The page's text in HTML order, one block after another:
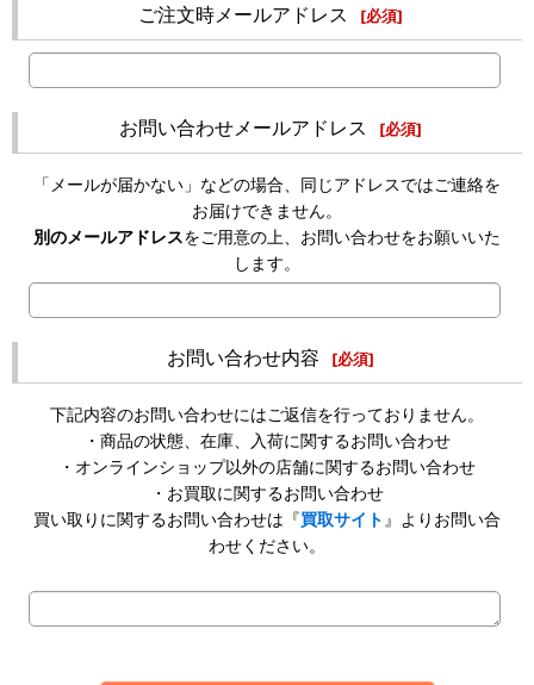
ご注文時メールアドレス [必須]
お問い合わせメールアドレス [必須]
「メールが届かない」などの場合、同じアドレスではご連絡を
お届けできません。
別のメールアドレスをご用意の上、お問い合わせをお願いいた
します。
お問い合わせ内容 [必須]
下記内容のお問い合わせにはご返信を行っておりません。
・商品の状態、在庫、入荷に関するお問い合わせ
・オンラインショップ以外の店舗に関するお問い合わせ
・お買取に関するお問い合わせ
買い取りに関するお問い合わせは『買取サイト 』よりお問い合
わせください。